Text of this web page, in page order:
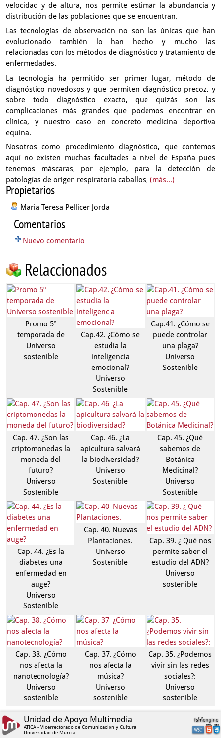
velocidad y de altura, nos permite estimar la abundancia y
distribución de las poblaciones que se encuentran.
Las tecnologías de observación no son las únicas que han
evolucionadotambién lo han hecho y mucho las
relacionadas con los métodos de diagnóstico y tratamiento de
enfermedades.
La tecnología ha permitido ser primer lugar, método de
diagnóstico novedososy que permiten diagnóstico precoz, y
sobre todo diagnóstico exacto,que quizás son las
complicaciones más grandes que podemos encontrar en
clínica, y nuestro caso en concreto medicina deportiva
equina.
Nosotros como procedimiento diagnóstico, que contemos
aquí no existen muchas facultades a nivel de España pues
tenemos máscaras, por ejemplo, para la detección de
patologías de origen respiratoria caballos, (más...)
Propietarios
Maria Teresa Pellicer Jorda
Comentarios
Nuevo comentario
Relaccionados
Promo 5º
temporada de
Universo
sostenible
Cap.42. ¿Cómo se
estudia la
inteligencia
emocional?
Universo
Sostenible
Cap.41. ¿Cómo se
puede controlar
una plaga?
Universo
Sostenible
Cap. 47. ¿Son las
criptomonedas la
moneda del
futuro?
Universo
Sostenible
Cap. 46. ¿La
apicultura salvará
la biodiversidad?
Universo
Sostenible
Cap. 45. ¿Qué
sabemos de
Botánica
Medicinal?
Universo
Sostenible
Cap. 44. ¿Es la
diabetes una
enfermedad en
auge?
Universo
Sostenible
Cap. 40. Nuevas
Plantaciones.
Universo
Sostenible
Cap. 39. ¿ Qué nos
permite saber el
estudio del ADN?
Universo
sostenible
Cap. 38. ¿Cómo
nos afecta la
nanotecnología?
Universo
sostenible
Cap. 37. ¿Cómo
nos afecta la
música?
Universo
sostenible
Cap. 35. ¿Podemos
vivir sin las redes
sociales?:
Universo
sostenible
Unidad de Apoyo Multimedia
ATICA - Vicerrectorado de Comunicación y Cultura
Universidad de Murcia